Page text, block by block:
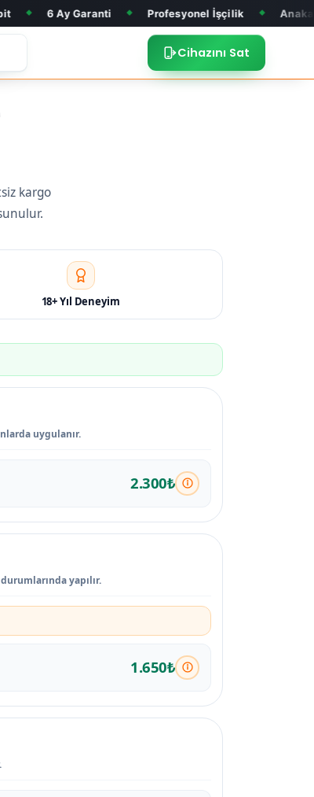
Garanti ◆ Profesyonel İşçilik ◆ Anakart Tamiri ◆
Cihazını Sat
kargo
18+ Yıl Deneyim
uygulanır.
2.300₺
yapılır.
1.650₺